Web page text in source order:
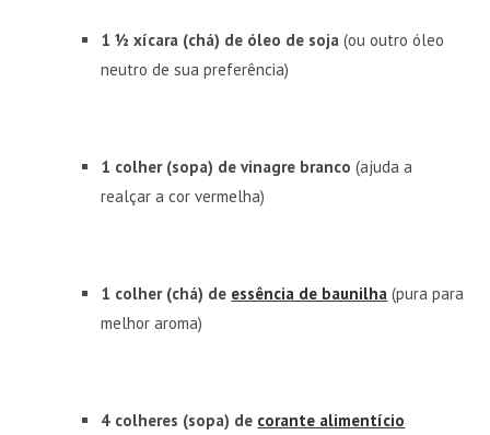
1 ½ xícara (chá) de óleo de soja (ou outro óleo
neutro de sua preferência)
1 colher (sopa) de vinagre branco (ajuda a
realçar a cor vermelha)
1 colher (chá) de essência de baunilha (pura para
melhor aroma)
4 colheres (sopa) de corante alimentício